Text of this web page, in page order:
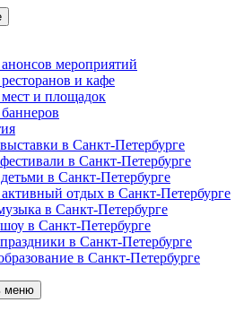
мероприятий
и кафе
и площадок
в Санкт-Петербурге
в Санкт-Петербурге
в Санкт-Петербурге
отдых в Санкт-Петербурге
в Санкт-Петербурге
в Санкт-Петербурге
в Санкт-Петербурге
в Санкт-Петербурге
меню